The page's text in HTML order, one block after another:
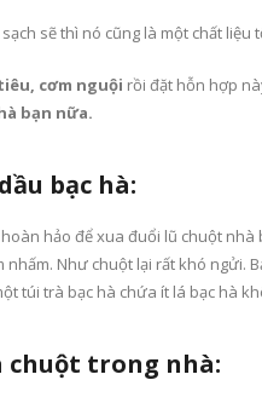
sẽ thì nó cũng là một chất
cơm nguội rồi đặt hỗn hợp
bạn nữa.
bạc hà:
hảo để xua đuổi lũ chuột
Như chuột lại rất khó ngửi.
túi trà bạc hà chứa ít lá bạc hà
chuột trong nhà: